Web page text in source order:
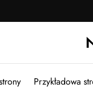
Przykładowa